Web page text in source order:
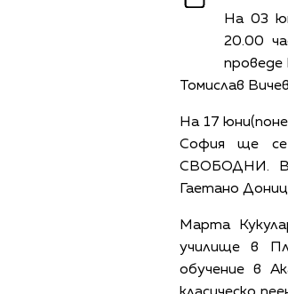
На 03
20.00
проведе
Томислав
На 17
София ще се
СВОБОДНИ. В
Гаетано
Марта
училище в
обучение в